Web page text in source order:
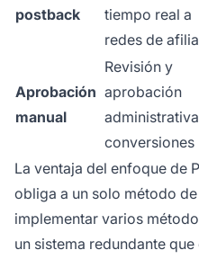
postback
tiempo real a
redes de
Aprobación
manual
Revisión y
aprobación
conversiones
La ventaja del enfoque de
obliga a un solo método
implementar varios
un sistema redundante